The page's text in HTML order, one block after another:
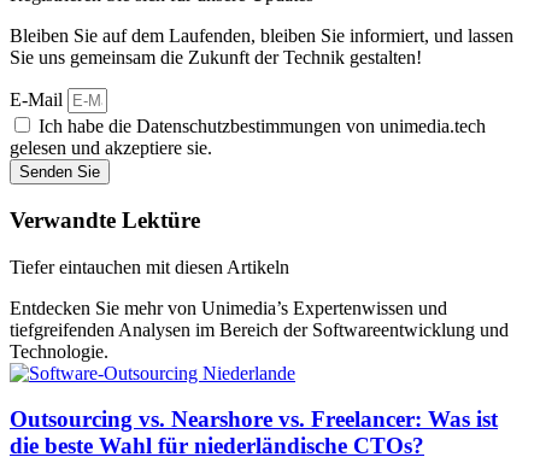
Bleiben Sie auf dem Laufenden, bleiben Sie informiert, und lassen
Sie uns gemeinsam die Zukunft der Technik gestalten!
E-Mail
Ich habe die Datenschutzbestimmungen von unimedia.tech
gelesen und akzeptiere sie.
Senden Sie
Verwandte Lektüre
Tiefer eintauchen mit diesen Artikeln
Entdecken Sie mehr von Unimedia’s Expertenwissen und
tiefgreifenden Analysen im Bereich der Softwareentwicklung und
Technologie.
Outsourcing vs. Nearshore vs. Freelancer: Was ist
die beste Wahl für niederländische CTOs?